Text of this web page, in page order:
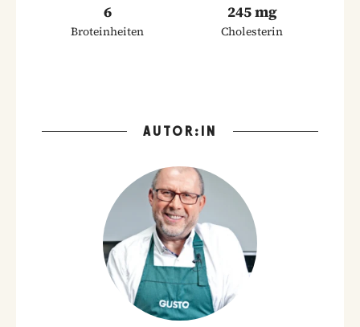
6
Broteinheiten
245 mg
Cholesterin
AUTOR:IN